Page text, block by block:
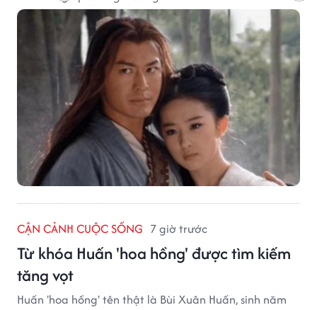
CẬN CẢNH CUỘC SỐNG 7 giờ trước
Từ khóa Huấn 'hoa hồng' được tìm kiếm
tăng vọt
Huấn 'hoa hồng' tên thật là Bùi Xuân Huấn, sinh năm